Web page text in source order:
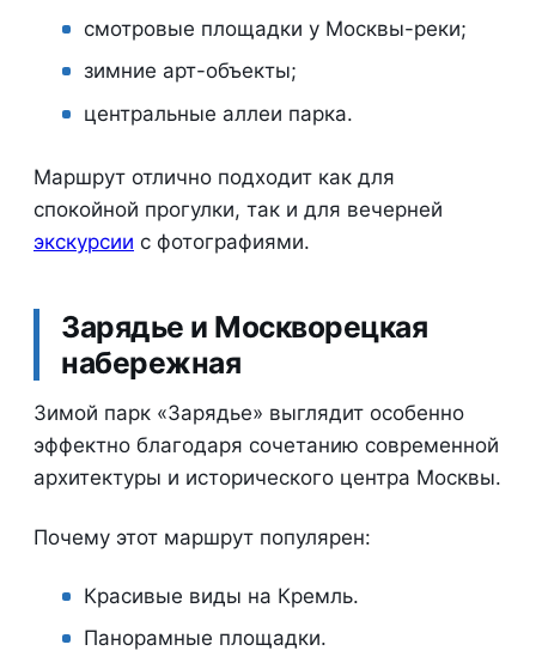
смотровые площадки у Москвы-реки;
зимние арт-объекты;
центральные аллеи парка.
Маршрут отлично подходит как для
спокойной прогулки, так и для вечерней
экскурсии с фотографиями.
Зарядье и Москворецкая
набережная
Зимой парк «Зарядье» выглядит особенно
эффектно благодаря сочетанию современной
архитектуры и исторического центра Москвы.
Почему этот маршрут популярен:
Красивые виды на Кремль.
Панорамные площадки.